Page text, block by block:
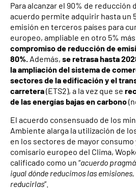
Para alcanzar el 90% de reducción
acuerdo permite adquirir hasta un
emisión en terceros países para
europeo, ampliable en otro 5%
compromiso de reducción de
80%. Además, se retrasa hasta
la ampliación del sistema de
sectores de la edificación y el
carretera(ETS2), a la vez que se
de las energías bajas en carbono
El acuerdo consensuado de los
Ambiente alarga la utilización de
en los sectores de mayor consumo
comisario europeo del Clima,
calificado como un “acuerdo
igual dónde reducimos las
reducirlas”.